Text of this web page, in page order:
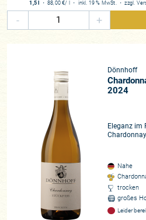
1,5 l ・ 88,00 €/ l ・ inkl. 19 % MwSt.・zzgl.
- +
Dönnhoff
2024
Eleganz im
Nahe
trocken
großes
Leider